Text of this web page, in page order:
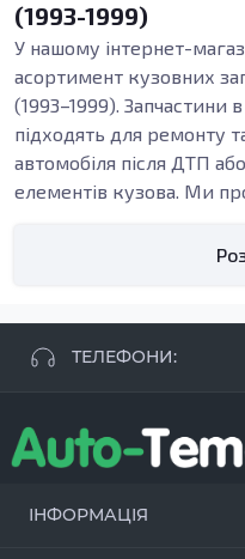
(1993-1999)
У нашому інтернет-
асортимент кузовних
(1993–1999). Запчастини
підходять для ремонту
автомобіля після ДТП
елементів кузова. Ми
бампери, виконують
цілісності та безпеки
конструкції кузова, а
при вході та виході з
зносу і, відповідно, до
ТЕЛЕФОНИ:
+38 096 250 84 38
+38 099 657 61 50
ІНФОРМАЦІЯ